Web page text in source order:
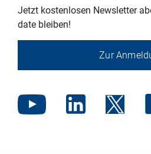
Jetzt kostenlosen Newsletter
date bleiben!
Zur